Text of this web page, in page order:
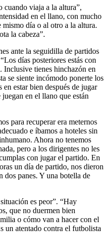
cuando viaja a la altura”,
en el llano, con mucho
día o al otro a la altura.
la cabeza”.
ante la seguidilla de partidos
días posteriores estás con
Inclusive tienes hinchazón en
se siente incómodo ponerte los
estar bien después de jugar
en el llano que están
para recuperar era meternos
e íbamos a hoteles sin
Ahora no tenemos
pero a los dirigentes no les
con jugar el partido. En
un día de partido, nos dieron
dos panes. Y una botella de
es peor”. “Hay
que no duermen bien
o cómo van a hacer con el
un atentado contra el futbolista